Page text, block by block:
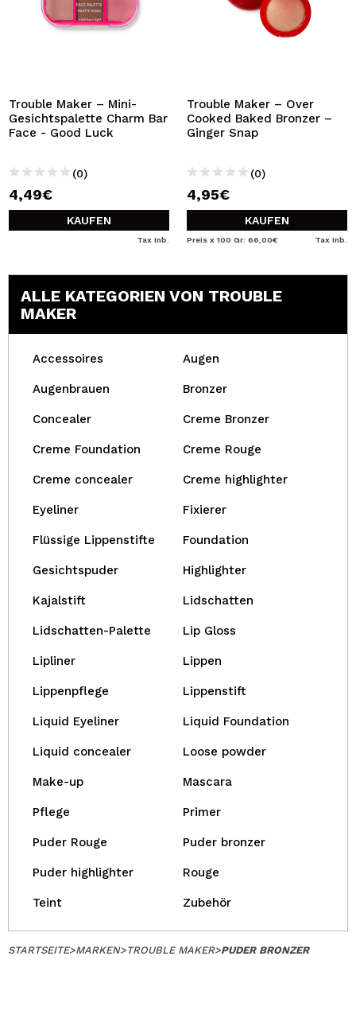
Trouble Maker – Mini-
Gesichtspalette Charm Bar
Face - Good Luck
(0)
4,49€
KAUFEN
Tax Inb.
Trouble Maker – Over
Cooked Baked Bronzer –
Ginger Snap
(0)
4,95€
KAUFEN
Preis x 100 Gr: 66,00€ Tax Inb.
ALLE KATEGORIEN VON TROUBLE
MAKER
Accessoires Augen
Augenbrauen Bronzer
Concealer Creme Bronzer
Creme Foundation Creme Rouge
Creme concealer Creme highlighter
Eyeliner Fixierer
Flüssige Lippenstifte Foundation
Gesichtspuder Highlighter
Kajalstift Lidschatten
Lidschatten-Palette Lip Gloss
Lipliner Lippen
Lippenpflege Lippenstift
Liquid Eyeliner Liquid Foundation
Liquid concealer Loose powder
Make-up Mascara
Pflege Primer
Puder Rouge Puder bronzer
Puder highlighter Rouge
Teint Zubehör
STARTSEITE>MARKEN>TROUBLE MAKER>PUDER BRONZER